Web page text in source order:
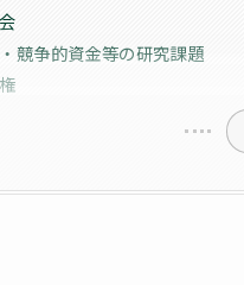
競争的資金等の研究課題